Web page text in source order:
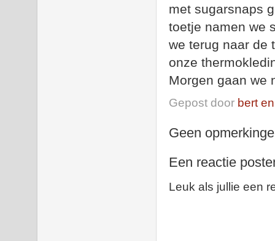
met sugarsnaps
toetje namen we
we terug naar de
onze
Morgen gaan we
Gepost door bert
Geen
Een reactie
Leuk als jullie een